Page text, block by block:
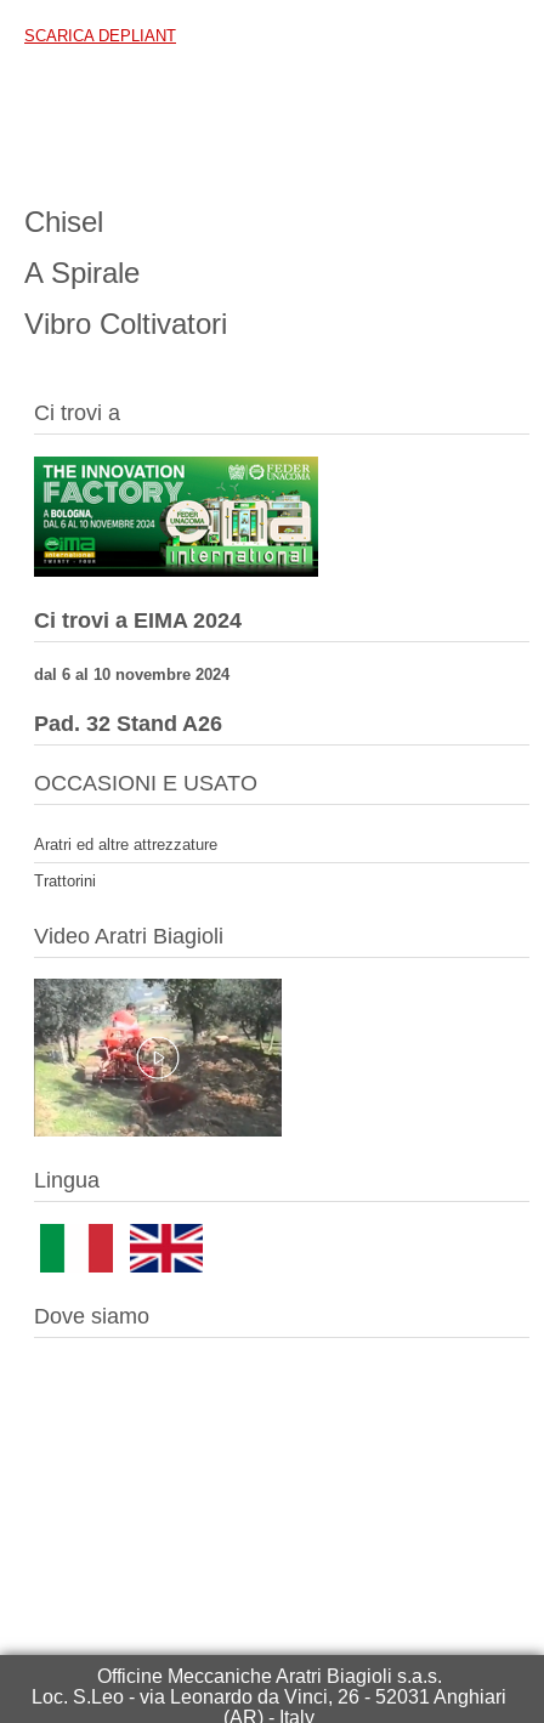
SCARICA DEPLIANT
Chisel
A Spirale
Vibro Coltivatori
Ci trovi a
Ci trovi a EIMA 2024
dal 6 al 10 novembre 2024
Pad. 32 Stand A26
OCCASIONI E USATO
Aratri ed altre attrezzature
Trattorini
Video Aratri Biagioli
Lingua
Dove siamo
Officine Meccaniche Aratri Biagioli s.a.s.
Loc. S.Leo - via Leonardo da Vinci, 26 - 52031 Anghiari
(AR) - Italy